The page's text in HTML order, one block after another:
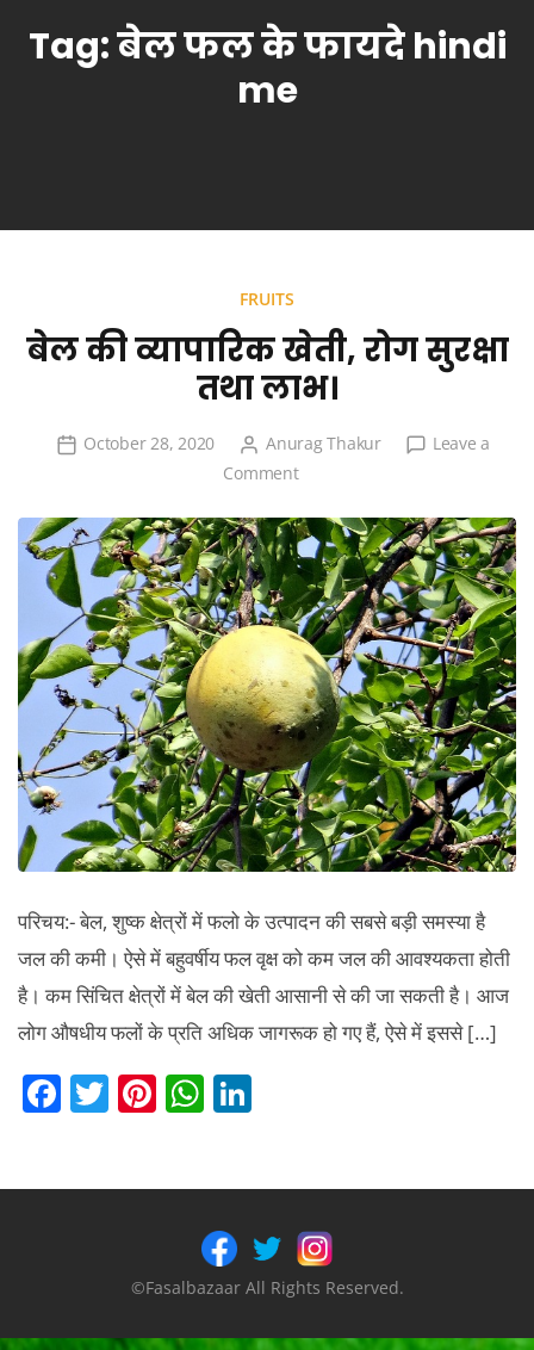
Tag:बेल फल के फायदे hindi
me
FRUITS
बेल की व्यापारिक खेती, रोग सुरक्षा
तथा लाभ।
October 28, 2020 Anurag Thakur
Leave a
Commenton
की
व्यापारिक
खेती,
रोग
सुरक्षा
तथा
लाभ।
परिचय:- बेल, शुष्क क्षेत्रों में फलो के उत्पादन की सबसे बड़ी समस्या है
जल की कमी। ऐसे में बहुवर्षीय फल वृक्ष को कम जल की आवश्यकता होती
है। कम सिंचित क्षेत्रों में बेल की खेती आसानी से की जा सकती है। आज
लोग औषधीय फलों के प्रति अधिक जागरूक हो गए हैं, ऐसे में इससे […]
F
a
e
T
w
er
Pi
nt
e
W
h
s
A
p
e
dI
n
©Fasalbazaar All Rights Reserved.